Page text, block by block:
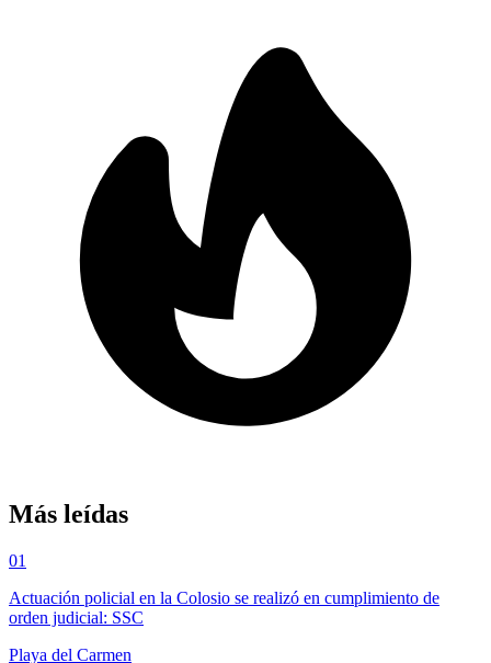
Más leídas
01
Actuación policial en la Colosio se realizó en cumplimiento de
orden judicial: SSC
Playa del Carmen